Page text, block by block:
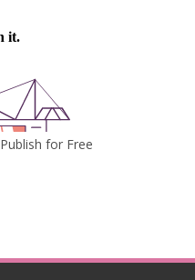
Publish for Free